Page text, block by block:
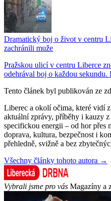
Dramatický boj o život v centru
zachránili muže
Pražskou ulicí v centru Liberce
odehrával boj o každou sekundu.
Tento článek byl publikován ze
Liberec a okolí očima, které vidí
aktuální zprávy, příběhy i kauzy
specifickou energii – od hor přes
doprava, kultura, bezpečnost i
přehledně, svižně a bez
Všechny články tohoto autora →
Vybrali jsme pro vás Magazíny a